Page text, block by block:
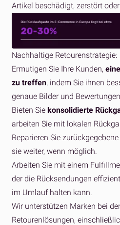
Artikel beschädigt, zerstört
Nachhaltige Retourenstrategie:
Ermutigen Sie Ihre Kunden,
zu treffen, indem Sie ihnen
genaue Bilder und
Bieten Sie konsolidierte
arbeiten Sie mit lokalen
Reparieren Sie
sie weiter, wenn möglich.
Arbeiten Sie mit einem
der die Rücksendungen
im Umlauf halten kann.
Wir unterstützen Marken bei
Retourenlösungen,